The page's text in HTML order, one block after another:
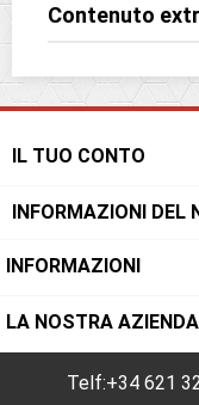
Contenuto
IL TUO CONTO
INFORMAZIONI DEL
INFORMAZIONI
LA NOSTRA AZIENDA
Telf:+34 621